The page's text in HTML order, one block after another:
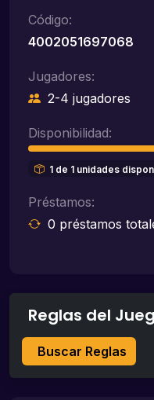
Código:
4002051697068
Jugadores:
2-4 jugadores
Disponibilidad:
1 de 1 unidades
Préstamos:
0 préstamos
Reglas del
Buscar Reglas